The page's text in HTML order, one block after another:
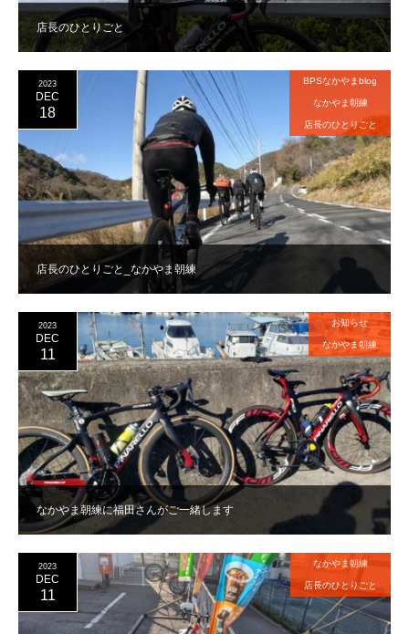
店長のひとりごと
店長のひとりごと_なかやま朝練
2023
DEC
18
BPSなかやまblog
なかやま朝練
店長のひとりごと
なかやま朝練に福田さんがご一緒します
2023
DEC
11
お知らせ
なかやま朝練
2023
DEC
11
なかやま朝練
店長のひとりごと